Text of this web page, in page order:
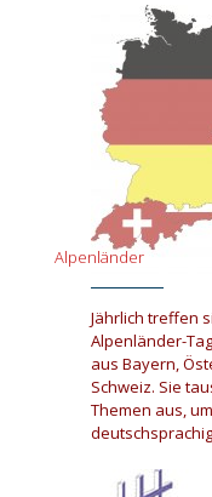
Alpenländer
Jährlich treffen
Alpenländer-
aus Bayern,
Schweiz. Sie
Themen aus,